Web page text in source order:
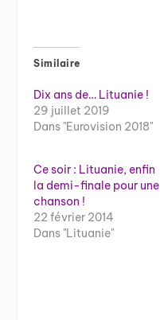
Similaire
Dix ans de… Lituanie !
29 juillet 2019
Dans "Eurovision 2018"
Ce soir : Lituanie, enfin
la demi-finale pour une
chanson !
22 février 2014
Dans "Lituanie"